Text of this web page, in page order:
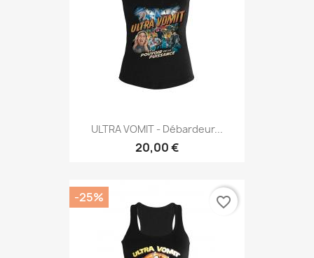
ULTRA VOMIT - Débardeur...
20,00 €
-25% favorite_border